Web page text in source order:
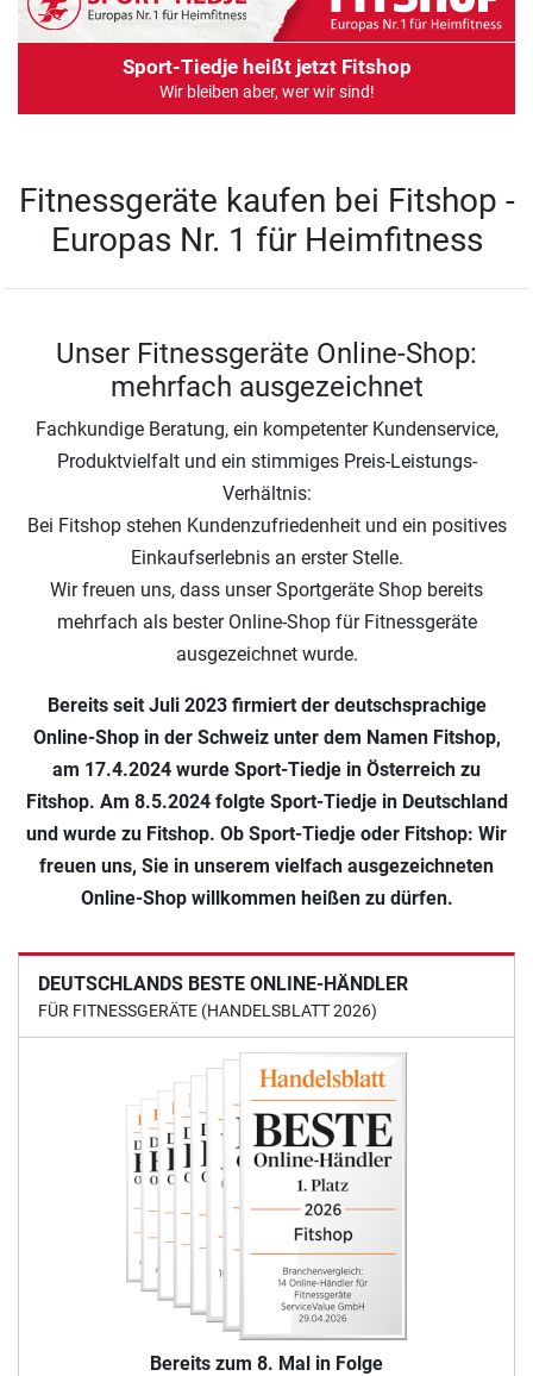
Sport-Tiedje heißt jetzt Fitshop
Wir bleiben aber, wer wir sind!
Fitnessgeräte kaufen bei Fitshop -
Europas Nr. 1 für Heimfitness
Unser Fitnessgeräte Online-Shop:
mehrfach ausgezeichnet
Fachkundige Beratung, ein kompetenter Kundenservice,
Produktvielfalt und ein stimmiges Preis-Leistungs-
Verhältnis:
Bei Fitshop stehen Kundenzufriedenheit und ein positives
Einkaufserlebnis an erster Stelle.
Wir freuen uns, dass unser Sportgeräte Shop bereits
mehrfach als bester Online-Shop für Fitnessgeräte
ausgezeichnet wurde.
Bereits seit Juli 2023 firmiert der deutschsprachige
Online-Shop in der Schweiz unter dem Namen Fitshop,
am 17.4.2024 wurde Sport-Tiedje in Österreich zu
Fitshop. Am 8.5.2024 folgte Sport-Tiedje in Deutschland
und wurde zu Fitshop. Ob Sport-Tiedje oder Fitshop: Wir
freuen uns, Sie in unserem vielfach ausgezeichneten
Online-Shop willkommen heißen zu dürfen.
DEUTSCHLANDS BESTE ONLINE-HÄNDLER
FÜR FITNESSGERÄTE (HANDELSBLATT 2026)
Bereits zum 8. Mal in Folge